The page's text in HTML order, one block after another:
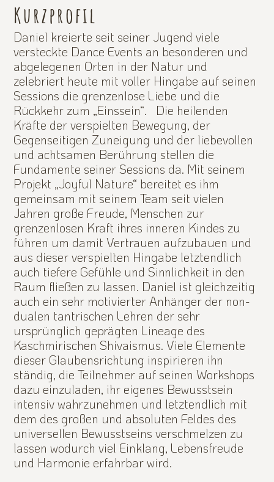
Kurzprofil
Daniel kreierte seit seiner Jugend viele
versteckte Dance Events an besonderen und
abgelegenen Orten in der Natur und
zelebriert heute mit voller Hingabe auf seinen
Sessions die grenzenlose Liebe und die
Rückkehr zum „Einssein“. Die heilenden
Kräfte der verspielten Bewegung, der
Gegenseitigen Zuneigung und der liebevollen
und achtsamen Berührung stellen die
Fundamente seiner Sessions da. Mit seinem
Projekt „Joyful Nature“ bereitet es ihm
gemeinsam mit seinem Team seit vielen
Jahren große Freude, Menschen zur
grenzenlosen Kraft ihres inneren Kindes zu
führen um damit Vertrauen aufzubauen und
aus dieser verspielten Hingabe letztendlich
auch tiefere Gefühle und Sinnlichkeit in den
Raum fließen zu lassen. Daniel ist gleichzeitig
auch ein sehr motivierter Anhänger der non-
dualen tantrischen Lehren der sehr
ursprünglich geprägten Lineage des
Kaschmirischen Shivaismus. Viele Elemente
dieser Glaubensrichtung inspirieren ihn
ständig, die Teilnehmer auf seinen Workshops
dazu einzuladen, ihr eigenes Bewusstsein
intensiv wahrzunehmen und letztendlich mit
dem des großen und absoluten Feldes des
universellen Bewusstseins verschmelzen zu
lassen wodurch viel Einklang, Lebensfreude
und Harmonie erfahrbar wird.